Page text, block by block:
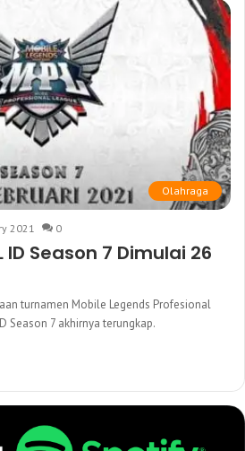
Olahraga
2021 0
ID Season 7 Dimulai 26
turnamen Mobile Legends Profesional
Season 7 akhirnya terungkap.